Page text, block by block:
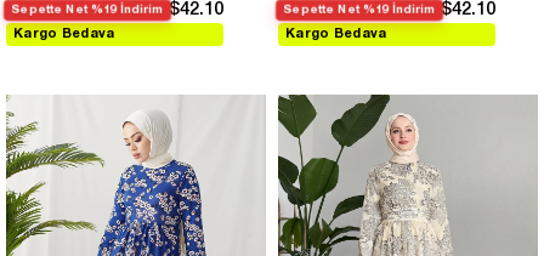
Sepette Net %19 İndirim $42.10
Kargo Bedava
Sepette Net %19 İndirim $42.10
Kargo Bedava